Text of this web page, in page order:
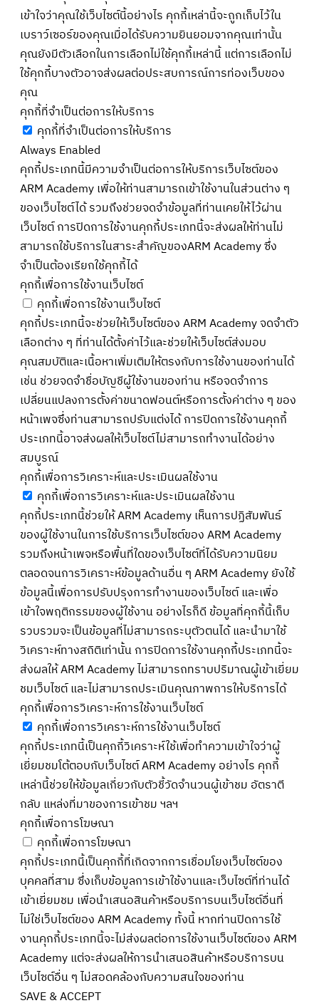
เข้าใจว่าคุณใช้เว็บไซต์นี้อย่างไร คุกกี้เหล่านี้จะถูกเก็บไว้ใน
เบราว์เซอร์ของคุณเมื่อได้รับความยินยอมจากคุณเท่านั้น
คุณยังมีตัวเลือกในการเลือกไม่ใช้คุกกี้เหล่านี้ แต่การเลือกไม่
ใช้คุกกี้บางตัวอาจส่งผลต่อประสบการณ์การท่องเว็บของ
คุณ
คุกกี้ที่จำเป็นต่อการให้บริการ
คุกกี้ที่จำเป็นต่อการให้บริการ
Always Enabled
คุกกี้ประเภทนี้มีความจำเป็นต่อการให้บริการเว็บไซต์ของ
ARM Academy เพื่อให้ท่านสามารถเข้าใช้งานในส่วนต่าง ๆ
ของเว็บไซต์ได้ รวมถึงช่วยจดจำข้อมูลที่ท่านเคยให้ไว้ผ่าน
เว็บไซต์ การปิดการใช้งานคุกกี้ประเภทนี้จะส่งผลให้ท่านไม่
สามารถใช้บริการในสาระสำคัญของARM Academy ซึ่ง
จำเป็นต้องเรียกใช้คุกกี้ได้
คุกกี้เพื่อการใช้งานเว็บไซต์
คุกกี้เพื่อการใช้งานเว็บไซต์
คุกกี้ประเภทนี้จะช่วยให้เว็บไซต์ของ ARM Academy จดจำตัว
เลือกต่าง ๆ ที่ท่านได้ตั้งค่าไว้และช่วยให้เว็บไซต์ส่งมอบ
คุณสมบัติและเนื้อหาเพิ่มเติมให้ตรงกับการใช้งานของท่านได้
เช่น ช่วยจดจำชื่อบัญชีผู้ใช้งานของท่าน หรือจดจำการ
เปลี่ยนแปลงการตั้งค่าขนาดฟอนต์หรือการตั้งค่าต่าง ๆ ของ
หน้าเพจซึ่งท่านสามารถปรับแต่งได้ การปิดการใช้งานคุกกี้
ประเภทนี้อาจส่งผลให้เว็บไซต์ไม่สามารถทำงานได้อย่าง
สมบูรณ์
คุกกี้เพื่อการวิเคราะห์และประเมินผลใช้งาน
คุกกี้เพื่อการวิเคราะห์และประเมินผลใช้งาน
คุกกี้ประเภทนี้ช่วยให้ ARM Academy เห็นการปฏิสัมพันธ์
ของผู้ใช้งานในการใช้บริการเว็บไซต์ของ ARM Academy
รวมถึงหน้าเพจหรือพื้นที่ใดของเว็บไซต์ที่ได้รับความนิยม
ตลอดจนการวิเคราะห์ข้อมูลด้านอื่น ๆ ARM Academy ยังใช้
ข้อมูลนี้เพื่อการปรับปรุงการทำงานของเว็บไซต์ และเพื่อ
เข้าใจพฤติกรรมของผู้ใช้งาน อย่างไรก็ดี ข้อมูลที่คุกกี้นี้เก็บ
รวบรวมจะเป็นข้อมูลที่ไม่สามารถระบุตัวตนได้ และนำมาใช้
วิเคราะห์ทางสถิติเท่านั้น การปิดการใช้งานคุกกี้ประเภทนี้จะ
ส่งผลให้ ARM Academy ไม่สามารถทราบปริมาณผู้เข้าเยี่ยม
ชมเว็บไซต์ และไม่สามารถประเมินคุณภาพการให้บริการได้
คุกกี้เพื่อการวิเคราะห์การใช้งานเว็บไซต์
คุกกี้เพื่อการวิเคราะห์การใช้งานเว็บไซต์
คุกกี้ประเภทนี้เป็นคุกกี้วิเคราะห์ใช้เพื่อทำความเข้าใจว่าผู้
เยี่ยมชมโต้ตอบกับเว็บไซต์ ARM Academy อย่างไร คุกกี้
เหล่านี้ช่วยให้ข้อมูลเกี่ยวกับตัวชี้วัดจำนวนผู้เข้าชม อัตราตี
กลับ แหล่งที่มาของการเข้าชม ฯลฯ
คุกกี้เพื่อการโฆษณา
คุกกี้เพื่อการโฆษณา
คุกกี้ประเภทนี้เป็นคุกกี้ที่เกิดจากการเชื่อมโยงเว็บไซต์ของ
บุคคลที่สาม ซึ่งเก็บข้อมูลการเข้าใช้งานและเว็บไซต์ที่ท่านได้
เข้าเยี่ยมชม เพื่อนำเสนอสินค้าหรือบริการบนเว็บไซต์อื่นที่
ไม่ใช่เว็บไซต์ของ ARM Academy ทั้งนี้ หากท่านปิดการใช้
งานคุกกี้ประเภทนี้จะไม่ส่งผลต่อการใช้งานเว็บไซต์ของ ARM
Academy แต่จะส่งผลให้การนำเสนอสินค้าหรือบริการบน
เว็บไซต์อื่น ๆ ไม่สอดคล้องกับความสนใจของท่าน
SAVE & ACCEPT